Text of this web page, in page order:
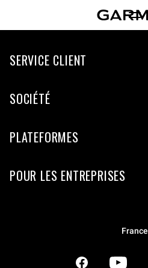
SERVICE CLIENT
SOCIÉTÉ
PLATEFORMES
POUR LES ENTREPRISES
France